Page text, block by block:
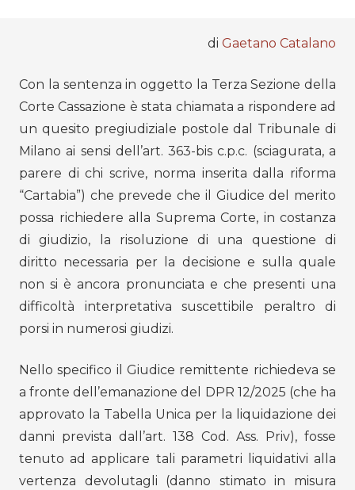
di Gaetano Catalano
Con la sentenza in oggetto la Terza Sezione della
Corte Cassazione è stata chiamata a rispondere ad
un quesito pregiudiziale postole dal Tribunale di
Milano ai sensi dell’art. 363-bis c.p.c. (sciagurata, a
parere di chi scrive, norma inserita dalla riforma
“Cartabia”) che prevede che il Giudice del merito
possa richiedere alla Suprema Corte, in costanza
di giudizio, la risoluzione di una questione di
diritto necessaria per la decisione e sulla quale
non si è ancora pronunciata e che presenti una
difficoltà interpretativa suscettibile peraltro di
porsi in numerosi giudizi.
Nello specifico il Giudice remittente richiedeva se
a fronte dell’emanazione del DPR 12/2025 (che ha
approvato la Tabella Unica per la liquidazione dei
danni prevista dall’art. 138 Cod. Ass. Priv), fosse
tenuto ad applicare tali parametri liquidativi alla
vertenza devolutagli (danno stimato in misura